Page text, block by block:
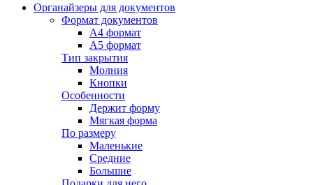
Органайзеры для документов
Формат документов
А4 формат
А5 формат
Тип закрытия
Молния
Кнопки
Особенности
Держит форму
Мягкая форма
По размеру
Маленькие
Средние
Большие